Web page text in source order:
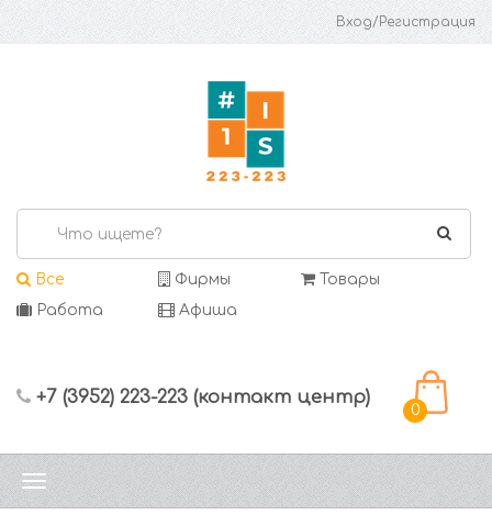
Вход/Регистрация
Все Фирмы
Товары
Работа
Афиша
+7 (3952) 223-223 (контакт центр)
0